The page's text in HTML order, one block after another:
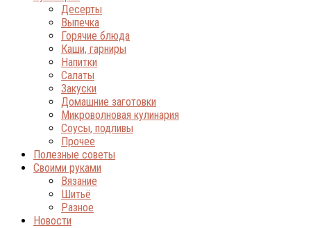
Десерты
Выпечка
Горячие блюда
Каши, гарниры
Напитки
Салаты
Закуски
Домашние заготовки
Микроволновая кулинария
Соусы, подливы
Прочее
Полезные советы
Своими руками
Вязание
Шитьё
Разное
Новости